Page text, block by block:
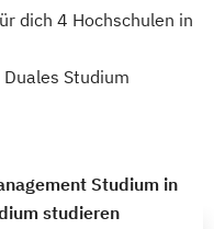
dich 4 Hochschulen in
Studium
Studium in
studieren